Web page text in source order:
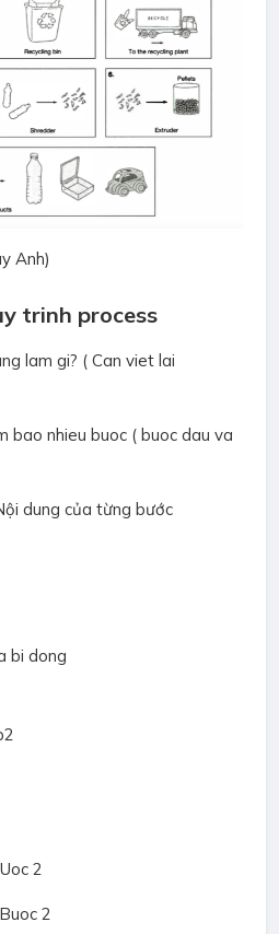
Anh)
trinh process
lam gi? ( Can viet lai
bao nhieu buoc ( buoc dau va
dung của từng bước
bi dong
2
2